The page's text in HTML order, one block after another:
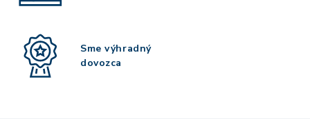
Sme výhradný
dovozca